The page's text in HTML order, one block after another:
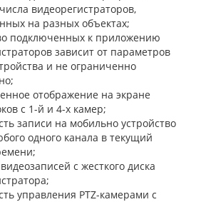
видеорегистраторов,
на разных объектах;
подключенных к приложению
зависит от параметров
и не ограниченно
отображение на экране
с 1-й и 4-х камер;
записи на мобильно устройство
одного канала в текущий
с жесткого диска
управления PTZ-камерами с